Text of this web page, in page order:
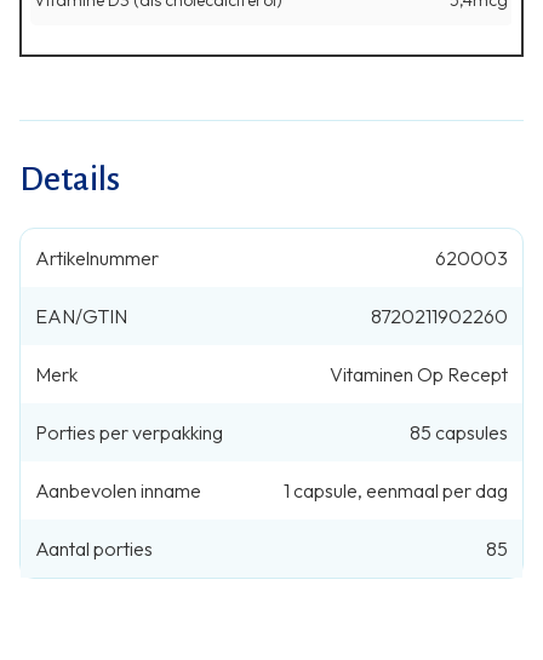
Details
Artikelnummer 620003
EAN/GTIN 8720211902260
Merk Vitaminen Op Recept
Porties per verpakking 85 capsules
Aanbevolen inname 1 capsule, eenmaal per dag
Aantal porties 85